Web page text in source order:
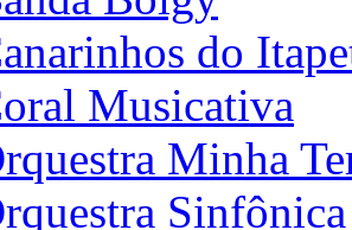
do
Musicativa
Minha